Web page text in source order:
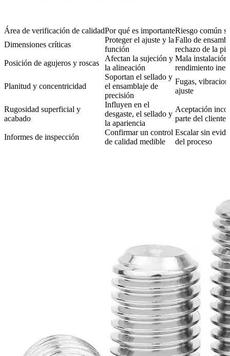
Área de verificación de calidadPor qué es importanteRiesgo común
Dimensiones críticas
Proteger el ajuste y la
función
Fallo de
rechazo de la
Posición de agujeros y roscas
Afectan la sujeción y
la alineación
Mala instalación
rendimiento
Planitud y concentricidad
Soportan el sellado y
el ensamblaje de
precisión
Fugas,
ajuste
Rugosidad superficial y
acabado
Influyen en el
desgaste, el sellado y
la apariencia
Aceptación
parte del cliente
Informes de inspección
Confirmar un control
de calidad medible
Escalar sin
del proceso